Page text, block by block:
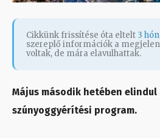
Cikkünk frissítése óta eltelt 3
szereplő információk a
voltak, de mára elavulhattak.
Május második hetében
szúnyoggyérítési program.